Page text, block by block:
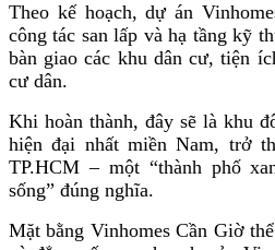
Theo kế hoạch, dự án
công tác san lấp và hạ tầng kỹ
bàn giao các khu dân cư, tiện
cư dân.
Khi hoàn thành, đây sẽ là khu
hiện đại nhất miền Nam, trở
TP.HCM – một “thành phố
sống” đúng nghĩa.
Mặt bằng Vinhomes Cần Giờ